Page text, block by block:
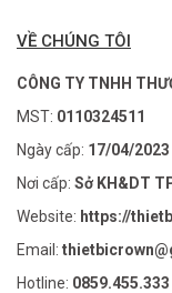
VỀ CHÚNG TÔI
CÔNG TY TNHH
MST: 0110324511
Ngày cấp: 17/04/2023
Nơi cấp: Sở KH&DT
Website: https://
Email:
Hotline: 0859.455.333